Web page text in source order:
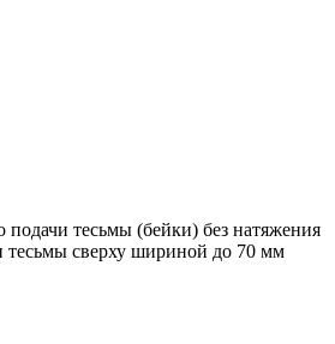
подачи тесьмы (бейки) без натяжения
тесьмы сверху шириной до 70 мм